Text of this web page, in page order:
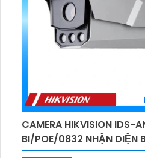
CAMERA HIKVISION IDS-
BI/POE/0832 NHẬN DIỆN